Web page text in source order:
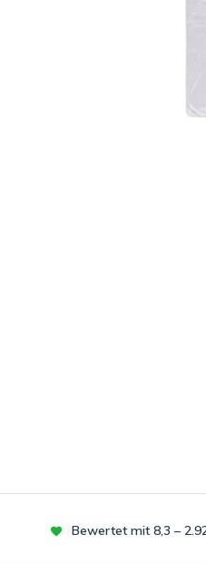
Bewertet mit 8,3 –